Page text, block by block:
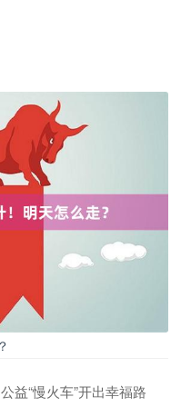
益“慢火车”开出幸福路